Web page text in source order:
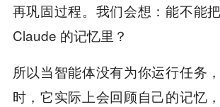
再巩固过程。我们会想：能不能
Claude 的记忆里？
所以当智能体没有为你运行任务
时，它实际上会回顾自己的记忆